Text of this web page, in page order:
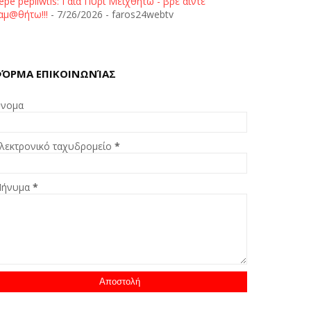
- 7/26/2026 - faros24webtv
ΕΠΙΚΟΙΝΩΝΊΑΣ
ταχυδρομείο*
*